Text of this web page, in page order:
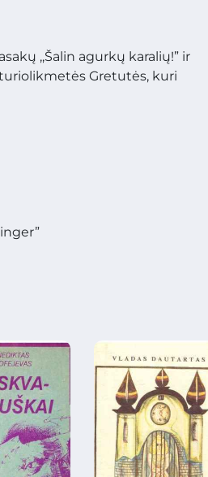
,,Šalin agurkų karalių!” ir
Gretutės, kuri